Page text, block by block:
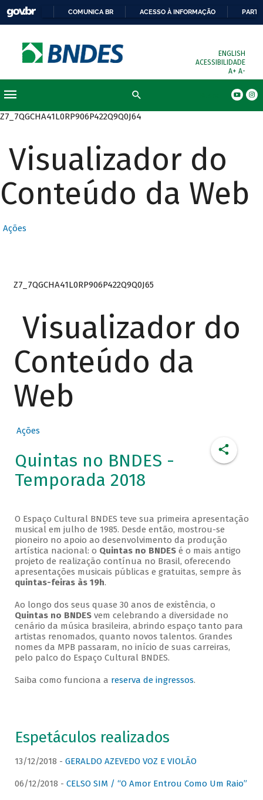
COMUNICA BR ACESSO À INFORMAÇÃO
ENGLISH
ACESSIBILIDADE
A+ A-
Z7_7QGCHA41L0RP906P422Q9Q0J64
Visualizador do
Conteúdo da Web
Ações
Z7_7QGCHA41L0RP906P422Q9Q0J65
Visualizador do
Conteúdo da
Web
Ações
Quintas no BNDES -
Temporada 2018
O Espaço Cultural BNDES teve sua primeira apresentação
musical em julho de 1985. Desde então, mostrou-se
pioneiro no apoio ao desenvolvimento da produção
artística nacional: o Quintas no BNDESé o mais antigo
projeto de realização contínua no Brasil, oferecendo
apresentações musicais públicas e gratuitas, sempre às
quintas-feiras às 19h.
Ao longo dos seus quase 30 anos de existência, o
Quintas no BNDESvem celebrando a diversidade no
cenário da música brasileira, abrindo espaço tanto para
artistas renomados, quanto novos talentos. Grandes
nomes da MPB passaram, no início de suas carreiras,
pelo palco do Espaço Cultural BNDES.
Saiba como funciona a reserva de ingressos.
Espetáculos realizados
13/12/2018 - GERALDO AZEVEDO VOZ E VIOLÃO
06/12/2018 - CELSO SIM / “O Amor Entrou Como Um Raio”